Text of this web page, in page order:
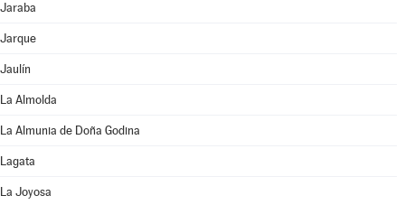
Jaraba
Jarque
Jaulín
La Almolda
La Almunia de Doña Godina
Lagata
La Joyosa